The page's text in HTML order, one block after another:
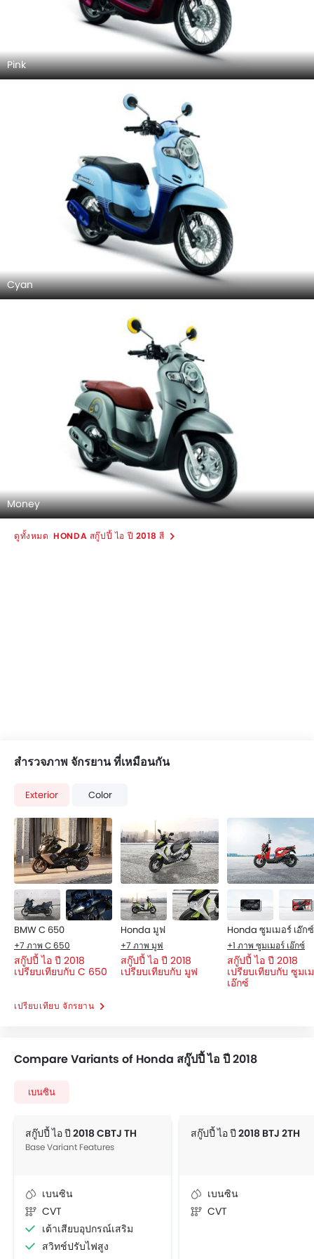
Pink
Cyan
Money
HONDA สกู๊ปปี้ ไอ ปี 2018 สี
สำรวจภาพ จักรยาน ที่เหมือนกัน
Exterior Color
BMW C 650
+7 ภาพ C 650
สกู๊ปปี้ ไอ ปี 2018
เปรียบเทียบกับ C 650
Honda มูฟ
+7 ภาพ มูฟ
สกู๊ปปี้ ไอ ปี 2018
เปรียบเทียบกับ มูฟ
Honda ซูมเมอร์ เอ๊กซ์
+1 ภาพ ซูมเมอร์ เอ๊กซ์
สกู๊ปปี้ ไอ ปี 2018
เปรียบเทียบกับ ซูมเ
เอ๊กซ์
เปรียบเทียบ จักรยาน
Compare Variants of Honda สกู๊ปปี้ ไอ ปี 2018
เบนซิน
สกู๊ปปี้ ไอ ปี 2018 CBTJ TH
Base Variant Features
เบนซิน
CVT
เต้าเสียบอุปกรณ์เสริม
สวิทช์ปรับไฟสูง
สกู๊ปปี้ ไอ ปี 2018 BTJ 2TH
เบนซิน
CVT